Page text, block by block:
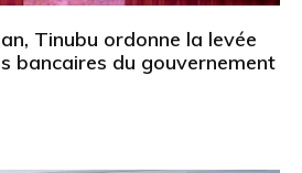
Tinubu ordonne la levée
bancaires du gouvernement